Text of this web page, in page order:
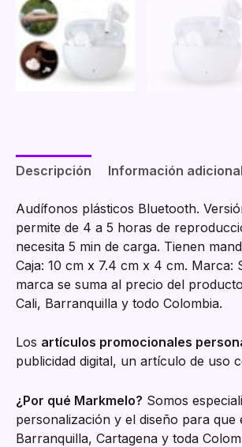
Descripción Información adicional
Audífonos plásticos Bluetooth.
permite de 4 a 5 horas de
necesita 5 min de carga. Tienen
Caja: 10 cm x 7.4 cm x 4 cm.
marca se suma al precio del
Cali, Barranquilla y todo Colombia.
Los artículos promocionales
publicidad digital, un artículo de uso
¿Por qué Markmelo? Somos
personalización y el diseño para
Barranquilla, Cartagena y toda